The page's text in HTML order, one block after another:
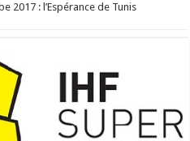
2017 : l’Espérance de Tunis